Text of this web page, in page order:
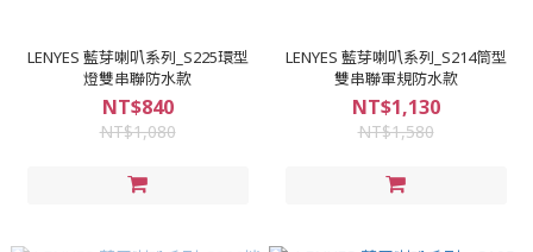
LENYES 藍芽喇叭系列_S225環型
燈雙串聯防水款
NT$840
NT$1,080
LENYES 藍芽喇叭系列_S214筒型
雙串聯軍規防水款
NT$1,130
NT$1,580